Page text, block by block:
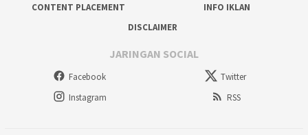
CONTENT PLACEMENT
INFO IKLAN
DISCLAIMER
JARINGAN SOCIAL
Facebook
Twitter
Instagram
RSS